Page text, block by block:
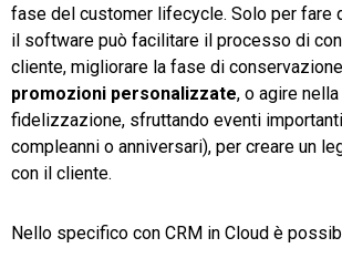
fase del customer lifecycle. Solo per fare
il software può facilitare il processo di
cliente, migliorare la fase di
promozioni personalizzate, o agire
fidelizzazione, sfruttando eventi
compleanni o anniversari), per creare un
con il cliente.
Nello specifico con CRM in Cloud è